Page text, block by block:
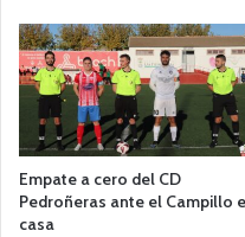
Empate a cero del CD
Pedroñeras ante el Campillo
casa